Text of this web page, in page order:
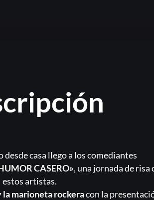
casa llego a los comediantes
CASERO», una jornada de risa
estos artistas.
la marioneta rockeracon la
la contraseña?